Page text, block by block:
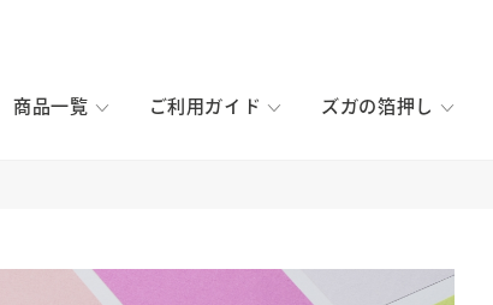
商品一覧 ご利用ガイド ズガの箔押し